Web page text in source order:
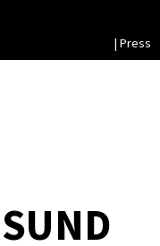
| Press